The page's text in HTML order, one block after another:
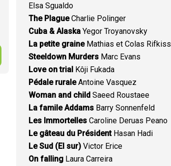
Elsa Sgualdo
The PlagueCharlie Polinger
Cuba & Alaska Yegor Troyanovsky
La petite graineMathias et Colas Rifkiss
Steeldown Murders Marc Evans
Love on trial Kôji Fukada
Pédale ruraleAntoine Vasquez
Woman and child Saeed Roustaee
La famile Addams Barry Sonnenfeld
Les Immortelles Caroline Deruas Peano
Le gâteau du PrésidentHasan Hadi
Le Sud (El sur) Victor Erice
On falling Laura Carreira